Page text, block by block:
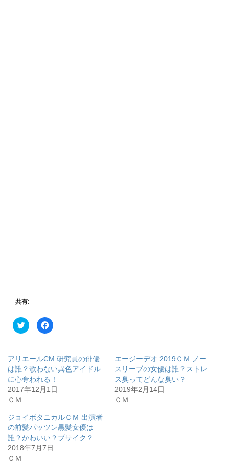
共有:
ク
リ
T
w
i
t
t
e
有
(
新
し
い
ウ
ィ
F
a
o
o
k
で
共
有
す
ク
リ
ッ
ク
し
て
く
アリエールCM 研究員の俳優
は誰？歌わない異色アイドル
に心奪われる！
2017年12月1日
ＣＭ
エージーデオ 2019ＣＭ ノー
スリーブの女優は誰？ストレ
ス臭ってどんな臭い？
2019年2月14日
ＣＭ
ジョイボタニカルＣＭ 出演者
の前髪パッツン黒髪女優は
誰？かわいい？ブサイク？
2018年7月7日
ＣＭ